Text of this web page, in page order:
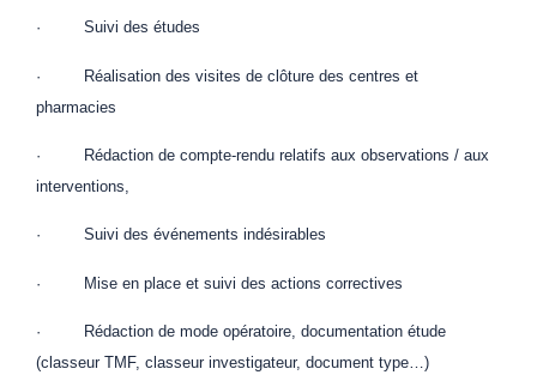
· Suivi des études
· Réalisation des visites de clôture des centres et
pharmacies
· Rédaction de compte-rendu relatifs aux observations / aux
interventions,
· Suivi des événements indésirables
· Mise en place et suivi des actions correctives
· Rédaction de mode opératoire, documentation étude
(classeur TMF, classeur investigateur, document type…)